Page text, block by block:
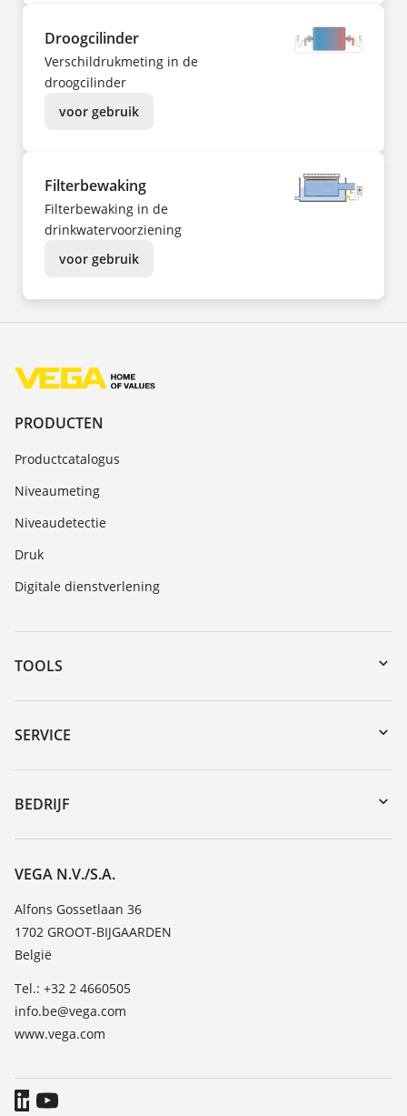
Droogcilinder
Verschildrukmeting in de
droogcilinder
voor gebruik
Filterbewaking
Filterbewaking in de
drinkwatervoorziening
voor gebruik
PRODUCTEN
Productcatalogus
Niveaumeting
Niveaudetectie
Druk
Digitale dienstverlening
TOOLS
Downloads
Serienummer zoeken
DTM Collection/PACTware
SERVICE
Reparatieformulier instrument
Seminars
Bestendigheidslijst
TeamViewer
BEDRIJF
Vacature
Over VEGA
Contact
Nieuws
Persberichten
Blog
VEGA N.V./S.A.
Alfons Gossetlaan 36
1702 GROOT-BIJGAARDEN
België
Tel.: +32 2 4660505
info.be@vega.com
www.vega.com